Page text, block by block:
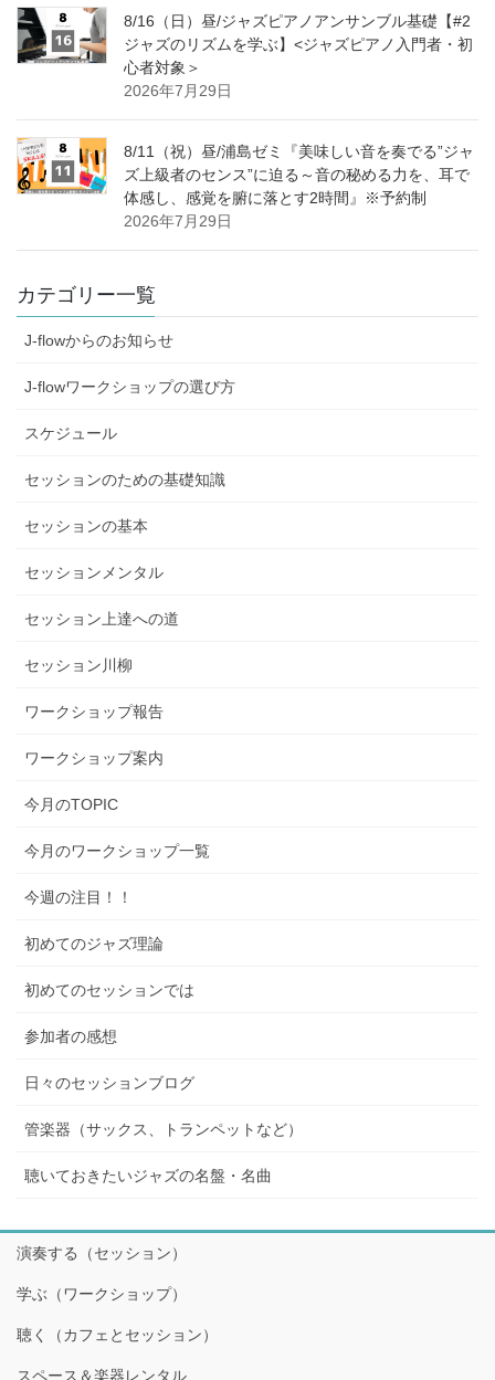
8/16（日）昼/ジャズピアノアンサンブル基礎【#2
ジャズのリズムを学ぶ】<ジャズピアノ入門者・初
心者対象＞
2026年7月29日
8/11（祝）昼/浦島ゼミ『美味しい音を奏でる”ジャ
ズ上級者のセンス”に迫る～音の秘める力を、耳で
体感し、感覚を腑に落とす2時間』※予約制
2026年7月29日
カテゴリー一覧
J-flowからのお知らせ
J-flowワークショップの選び方
スケジュール
セッションのための基礎知識
セッションの基本
セッションメンタル
セッション上達への道
セッション川柳
ワークショップ報告
ワークショップ案内
今月のTOPIC
今月のワークショップ一覧
今週の注目！！
初めてのジャズ理論
初めてのセッションでは
参加者の感想
日々のセッションブログ
管楽器（サックス、トランペットなど）
聴いておきたいジャズの名盤・名曲
演奏する（セッション）
学ぶ（ワークショップ）
聴く（カフェとセッション）
スペース＆楽器レンタル